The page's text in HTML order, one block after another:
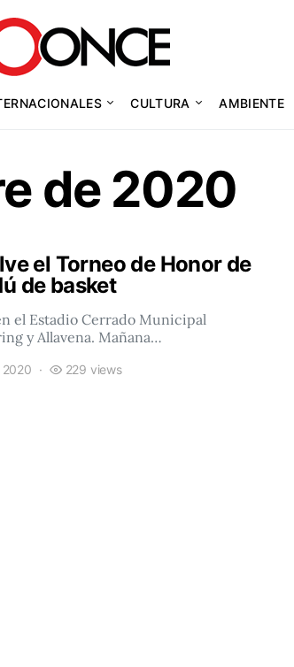
CULTURA AMBIENTE
de 2020
el Torneo de Honor de
de basket
el Estadio Cerrado Municipal
y Allavena. Mañana…
229 views